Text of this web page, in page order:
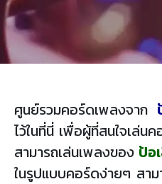
ศูนย์รวมคอร์ดเพลงจาก
ไว้ในที่นี่ เพื่อผู้ที่สนใจเล่น
สามารถเล่นเพลงของ ป้อ
ในรูปแบบคอร์ดง่ายๆ สา